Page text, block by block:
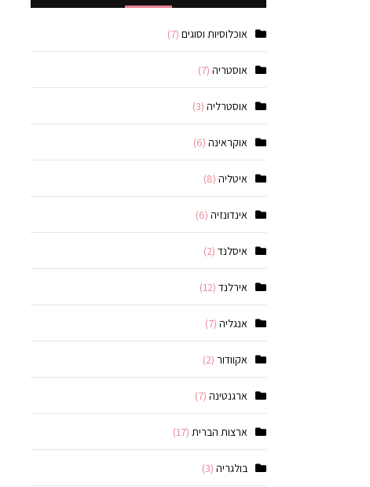
אוכלוסיות וסוגים (7)
אוסטריה (7)
אוסטרליה (3)
אוקראינה (6)
איטליה (8)
אינדונזיה (6)
איסלנד (2)
אירלנד (12)
אנגליה (7)
אקוודור (2)
ארגנטינה (7)
ארצות הברית (17)
בולגריה (3)